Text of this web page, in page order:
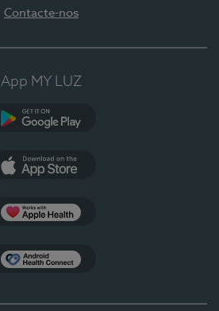
Contacte-nos
App MY LUZ